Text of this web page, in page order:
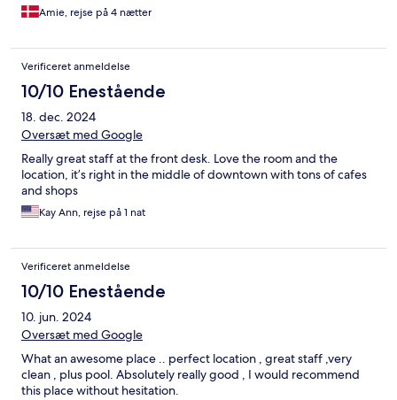
Amie, rejse på 4 nætter
Verificeret anmeldelse
10/10 Enestående
18. dec. 2024
Oversæt med Google
Really great staff at the front desk. Love the room and the
location, it’s right in the middle of downtown with tons of cafes
and shops
Kay Ann, rejse på 1 nat
Verificeret anmeldelse
10/10 Enestående
10. jun. 2024
Oversæt med Google
What an awesome place .. perfect location , great staff ,very
clean , plus pool. Absolutely really good , I would recommend
this place without hesitation.